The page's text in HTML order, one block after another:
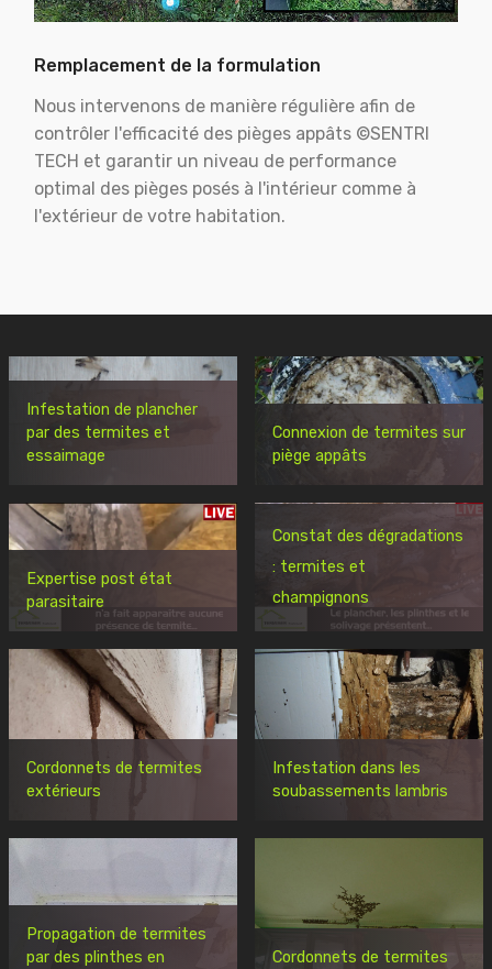
Remplacement de la formulation
Nous intervenons de manière régulière afin de
contrôler l'efficacité des pièges appâts ©SENTRI
TECH et garantir un niveau de performance
optimal des pièges posés à l'intérieur comme à
l'extérieur de votre habitation.
Infestation de plancher
par des termites et
essaimage
Connexion de termites sur
piège appâts
Expertise post état
parasitaire
Constat des dégradations
: termites et
champignons
Cordonnets de termites
extérieurs
Infestation dans les
soubassements lambris
Propagation de termites
par des plinthes en
Cordonnets de termites